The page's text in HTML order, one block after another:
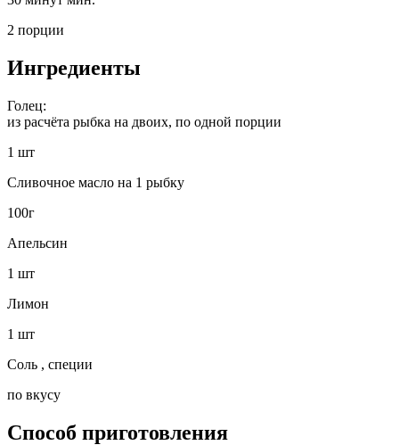
2 порции
Ингредиенты
Голец:
из расчёта рыбка на двоих, по одной порции
1 шт
Сливочное масло на 1 рыбку
100г
Апельсин
1 шт
Лимон
1 шт
Соль , специи
по вкусу
Способ приготовления